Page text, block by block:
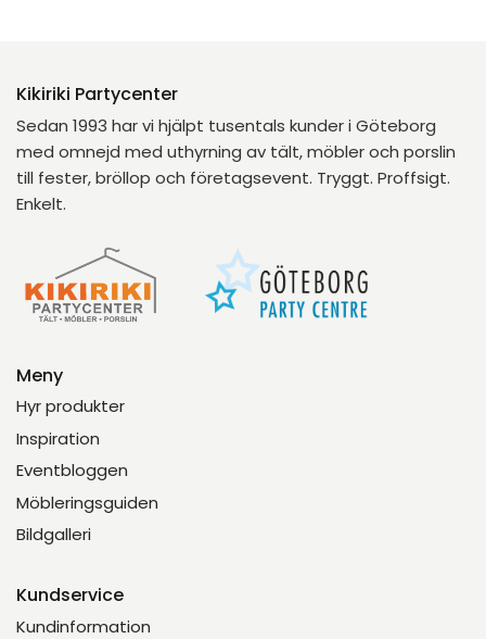
Kikiriki Partycenter
Sedan 1993 har vi hjälpt tusentals kunder i Göteborg
med omnejd med uthyrning av tält, möbler och porslin
till fester, bröllop och företagsevent. Tryggt. Proffsigt.
Enkelt.
Meny
Hyr produkter
Inspiration
Eventbloggen
Möbleringsguiden
Bildgalleri
Kundservice
Kundinformation